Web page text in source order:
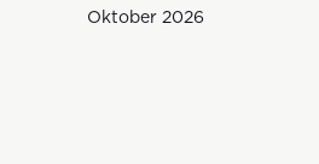
Oktober 2026